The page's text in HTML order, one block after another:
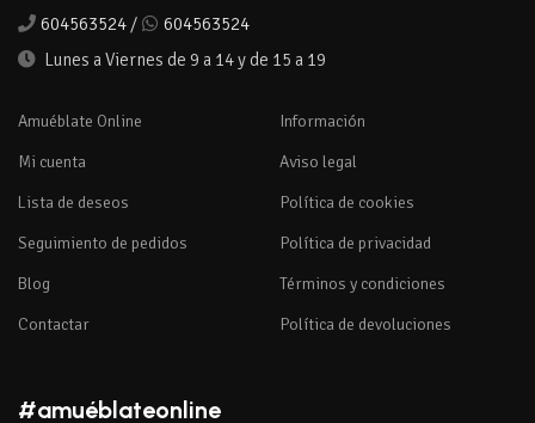
604563524 /
604563524
Lunes a Viernes de 9 a 14 y de 15 a 19
Amuéblate Online
Mi cuenta
Lista de deseos
Seguimiento de pedidos
Blog
Contactar
Información
Aviso legal
Política de cookies
Política de privacidad
Términos y condiciones
Política de devoluciones
#amuéblateonline